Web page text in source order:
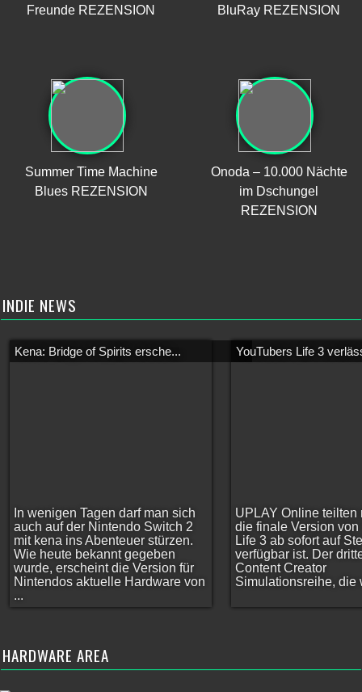
Freunde REZENSION
BluRay REZENSION
Summer Time Machine
Blues REZENSION
Onoda – 10.000 Nächte
im Dschungel
REZENSION
INDIE NEWS
Kena: Bridge of Spirits ersche...
In wenigen Tagen darf man sich
auch auf der Nintendo Switch 2
mit kena ins Abenteuer stürzen.
Wie heute bekannt gegeben
wurde, erscheint die Version für
Nintendos aktuelle Hardware von
...
YouTubers Life 3
UPLAY Online teilten
die finale Version von
Life 3 ab sofort auf
verfügbar ist. Der
Content Creator
Simulationsreihe, die
HARDWARE AREA